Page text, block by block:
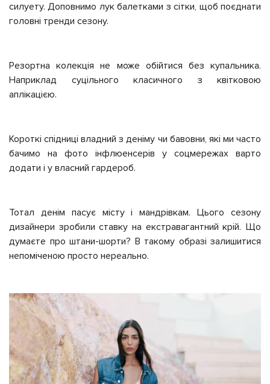
силуету. Доповнимо лук балетками з сітки, щоб поєднати
головні тренди сезону.
Резортна колекція не може обійтися без купальника.
Наприклад суцільного класичного з квітковою
аплікацією.
Короткі спідниці владний з деніму чи бавовни, які ми часто
бачимо на фото інфлюенсерів у соцмережах варто
додати і у власний гардероб.
Тотал денім пасує місту і мандрівкам. Цього сезону
дизайнери зробили ставку на екстравагантний крій. Що
думаєте про штани-шорти? В такому образі залишитися
непоміченою просто нереально.